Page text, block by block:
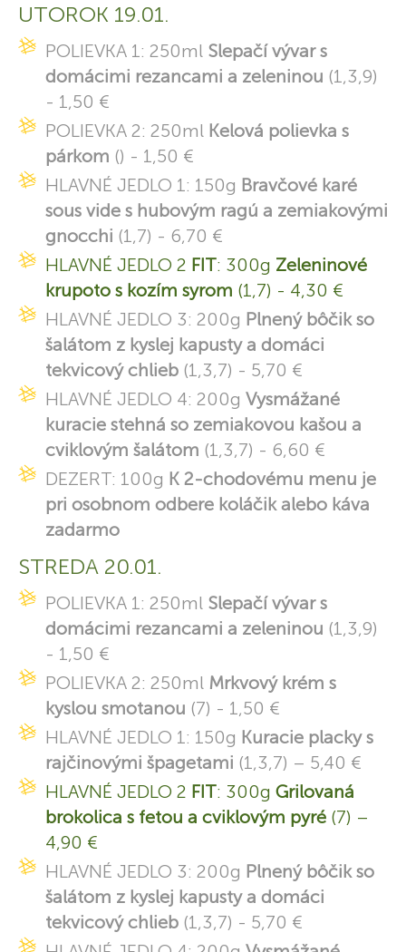
UTOROK 19.01.
POLIEVKA 1: 250ml Slepačí vývar s
domácimi rezancami a zeleninou (1,3,9)
- 1,50 €
POLIEVKA 2: 250ml Kelová polievka s
párkom () - 1,50 €
HLAVNÉ JEDLO 1: 150g Bravčové karé
sous vide s hubovým ragú a zemiakovými
gnocchi (1,7) - 6,70 €
HLAVNÉ JEDLO 2 FIT: 300g Zeleninové
krupoto s kozím syrom (1,7) - 4,30 €
HLAVNÉ JEDLO 3: 200g Plnený bôčik so
šalátom z kyslej kapusty a domáci
tekvicový chlieb (1,3,7) - 5,70 €
HLAVNÉ JEDLO 4: 200g Vysmážané
kuracie stehná so zemiakovou kašou a
cviklovým šalátom (1,3,7) - 6,60 €
DEZERT: 100g K 2-chodovému menu je
pri osobnom odbere koláčik alebo káva
zadarmo
STREDA 20.01.
POLIEVKA 1: 250ml Slepačí vývar s
domácimi rezancami a zeleninou (1,3,9)
- 1,50 €
POLIEVKA 2: 250ml Mrkvový krém s
kyslou smotanou (7) - 1,50 €
HLAVNÉ JEDLO 1: 150g Kuracie placky s
rajčinovými špagetami (1,3,7) – 5,40 €
HLAVNÉ JEDLO 2 FIT: 300g Grilovaná
brokolica s fetou a cviklovým pyré (7) –
4,90 €
HLAVNÉ JEDLO 3: 200g Plnený bôčik so
šalátom z kyslej kapusty a domáci
tekvicový chlieb (1,3,7) - 5,70 €